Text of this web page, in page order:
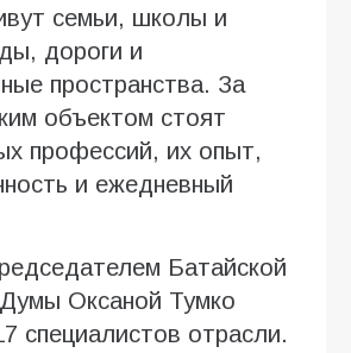
семьи, школы и
дороги и
пространства. За
объектом стоят
профессий, их опыт,
и ежедневный
Батайской
Оксаной Тумко
специалистов отрасли.